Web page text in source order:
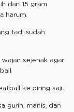
dan 15 gram
harum.
tadi sudah
sejenak agar
ke piring saji.
gurih, manis, dan